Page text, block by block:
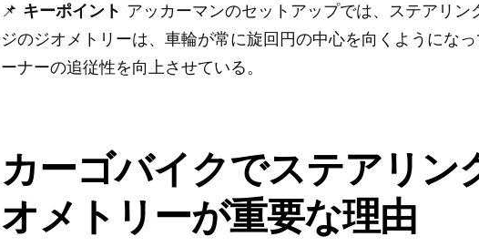
📌 キーポイント アッカーマンのセットアップでは、ステアリン
ジのジオメトリーは、車輪が常に旋回円の中心を向くようにな
ーナーの追従性を向上させている。
カーゴバイクでステアリン
オメトリーが重要な理由